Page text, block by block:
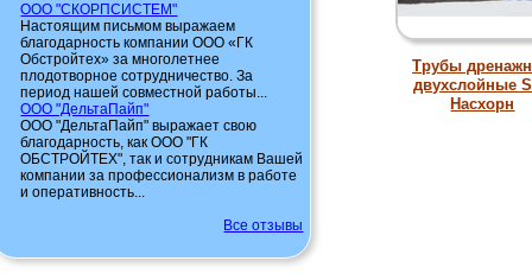
ООО "СКОРПСИСТЕМ"
Настоящим письмом выражаем
благодарность компании ООО «ГК
Обстройтех» за многолетнее
плодотворное сотрудничество. За
период нашей совместной работы...
ООО "ДельтаПайп"
ООО "ДельтаПайп" выражает свою
благодарность, как ООО "ГК
ОБСТРОЙТЕХ", так и сотрудникам Вашей
компании за профессионализм в работе
и оперативность...
Все отзывы
Трубы
двухслойные
Насхорн